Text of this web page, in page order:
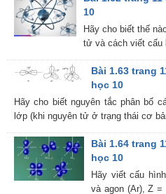
10
Hãy cho biết thế
tử và cách viết cấu
Bài 1.63 trang
học 10
Hãy cho biết nguyên tắc phân bố
lớp (khi nguyên tử ở trạng thái cơ
Bài 1.64 trang
học 10
Hãy viết cấu
và agon (Ar), Z